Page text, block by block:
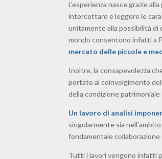
L’esperienza nasce grazie
intercettare e leggere le
unitamente alla possibilità di
mondo consentono infatti a
mercato delle piccole e
Inoltre, la consapevolezza
portato al coinvolgimento
della condizione
Un lavoro di analisi
singolarmente sia
fondamentale
Tutti i lavori vengono infatti